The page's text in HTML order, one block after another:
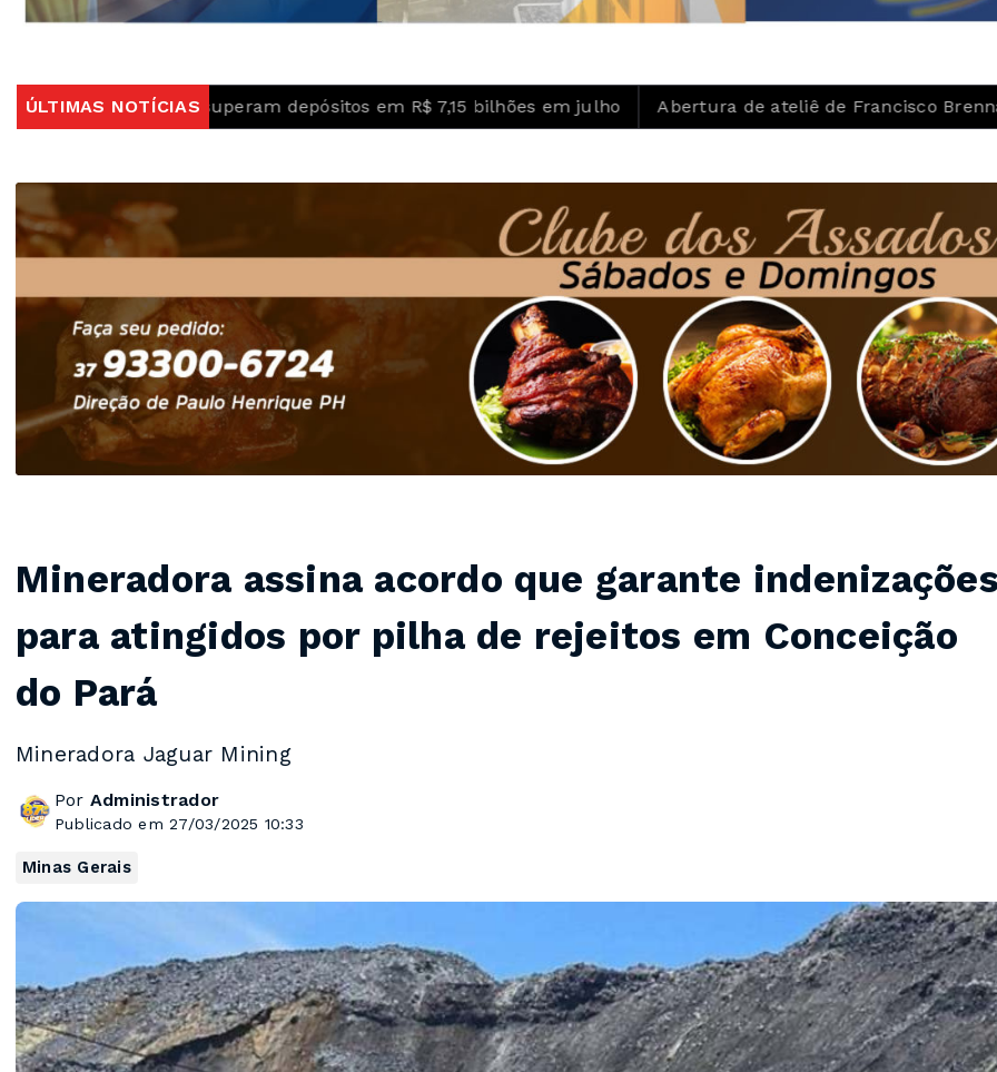
ÚLTIMAS NOTÍCIAS
superam depósitos em R$ 7,15 bilhões em julho Abertura de ateliê de Francisco Brennand celebra
Mineradora assina acordo que garante
para atingidos por pilha de rejeitos em Conceição
do Pará
Mineradora Jaguar Mining
Por Administrador
Publicado em 27/03/2025 10:33
Minas Gerais